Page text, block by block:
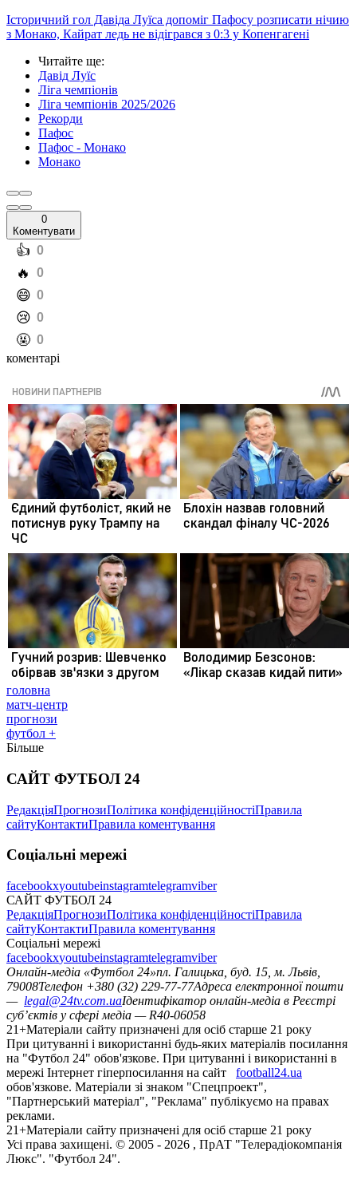
Історичний гол Давіда Луїса допоміг Пафосу розписати нічию
з Монако, Кайрат ледь не відігрався з 0:3 у Копенгагені
Читайте ще:
Давід Луїс
Ліга чемпіонів
Ліга чемпіонів 2025/2026
Рекорди
Пафос
Пафос - Монако
Монако
0
Коментувати
️👍 0
️🔥 0
️😄 0
️😢 0
️🤬 0
коментарі
головна
матч-центр
прогнози
футбол +
Більше
САЙТ ФУТБОЛ 24
РедакціяПрогнозиПолітика конфіденційностіПравила
сайтуКонтактиПравила коментування
Соціальні мережі
facebookxyoutubeinstagramtelegramviber
САЙТ ФУТБОЛ 24
РедакціяПрогнозиПолітика конфіденційностіПравила
сайтуКонтактиПравила коментування
Соціальні мережі
facebookxyoutubeinstagramtelegramviber
Онлайн-медіа «Футбол 24»пл. Галицька, буд. 15, м. Львів,
79008Телефон +380 (32) 229-77-77Адреса електронної пошти
— legal@24tv.com.uaІдентифікатор онлайн-медіа в Реєстрі
суб’єктів у сфері медіа — R40-06058
21+Матеріали сайту призначені для осіб старше 21 року
При цитуванні і використанні будь-яких матеріалів посилання
на "Футбол 24" обов'язкове. При цитуванні і використанні в
мережі Інтернет гіперпосилання на сайт
football24.ua
обов'язкове. Матеріали зі знаком "Спецпроект",
"Партнерський матеріал", "Реклама" публікуємо на правах
реклами.
21+Матеріали сайту призначені для осіб старше 21 року
Усi права захищенi. © 2005 - 2026 , ПрАТ "Телерадіокомпанія
Люкс". "Футбол 24".